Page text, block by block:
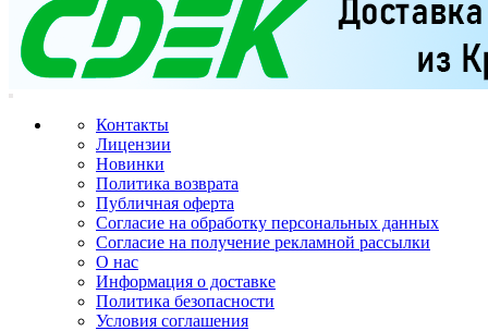
Контакты
Лицензии
Новинки
Политика возврата
Публичная оферта
Согласие на обработку персональных данных
Согласие на получение рекламной рассылки
О нас
Информация о доставке
Политика безопасности
Условия соглашения